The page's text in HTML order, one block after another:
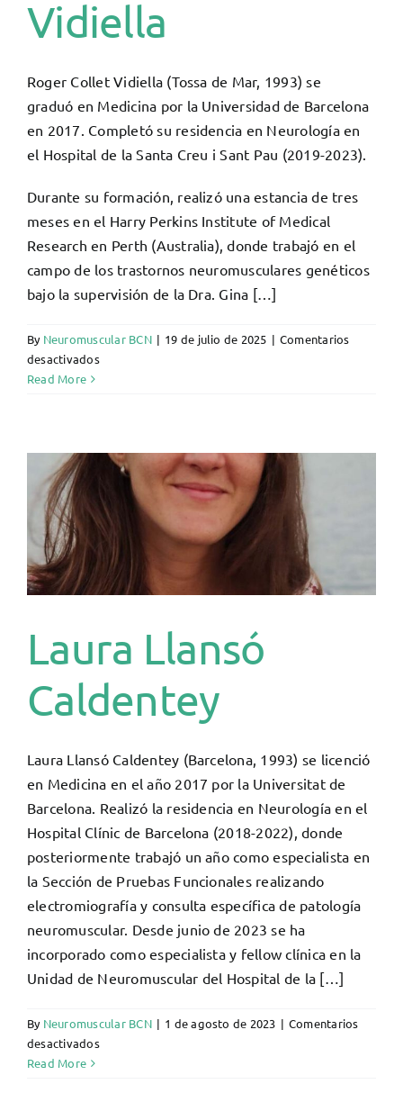
Vidiella
Roger Collet Vidiella (Tossa de Mar, 1993) se
graduó en Medicina por la Universidad de Barcelona
en 2017. Completó su residencia en Neurología en
el Hospital de la Santa Creu i Sant Pau (2019-2023).
Durante su formación, realizó una estancia de tres
meses en el Harry Perkins Institute of Medical
Research en Perth (Australia), donde trabajó en el
campo de los trastornos neuromusculares genéticos
bajo la supervisión de la Dra. Gina […]
By Neuromuscular BCN | 19 de julio de 2025 | Comentarios
desactivadosen
Read More
Laura Llansó
Caldentey
Laura Llansó Caldentey (Barcelona, 1993) se licenció
en Medicina en el año 2017 por la Universitat de
Barcelona. Realizó la residencia en Neurología en el
Hospital Clínic de Barcelona (2018-2022), donde
posteriormente trabajó un año como especialista en
la Sección de Pruebas Funcionales realizando
electromiografía y consulta específica de patología
neuromuscular. Desde junio de 2023 se ha
incorporado como especialista y fellow clínica en la
Unidad de Neuromuscular del Hospital de la […]
By Neuromuscular BCN | 1 de agosto de 2023 | Comentarios
desactivadosen
Read More